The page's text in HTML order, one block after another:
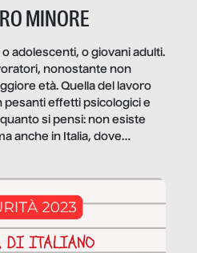
MINORE
adolescenti, o giovani adulti.
nonostante non
età. Quella del lavoro
pesanti effetti psicologici e
si pensi: non esiste
anche in Italia, dove